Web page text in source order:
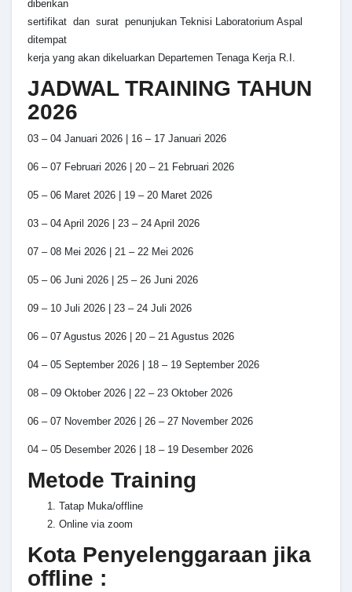
diberikan
sertifikat dan surat penunjukan Teknisi Laboratorium Aspal
ditempat
kerja yang akan dikeluarkan Departemen Tenaga Kerja R.I.
JADWAL TRAINING TAHUN
2026
03 – 04 Januari 2026 | 16 – 17 Januari 2026
06 – 07 Februari 2026 | 20 – 21 Februari 2026
05 – 06 Maret 2026 | 19 – 20 Maret 2026
03 – 04 April 2026 | 23 – 24 April 2026
07 – 08 Mei 2026 | 21 – 22 Mei 2026
05 – 06 Juni 2026 | 25 – 26 Juni 2026
09 – 10 Juli 2026 | 23 – 24 Juli 2026
06 – 07 Agustus 2026 | 20 – 21 Agustus 2026
04 – 05 September 2026 | 18 – 19 September 2026
08 – 09 Oktober 2026 | 22 – 23 Oktober 2026
06 – 07 November 2026 | 26 – 27 November 2026
04 – 05 Desember 2026 | 18 – 19 Desember 2026
Metode Training
Tatap Muka/offline
Online via zoom
Kota Penyelenggaraan jika
offline :